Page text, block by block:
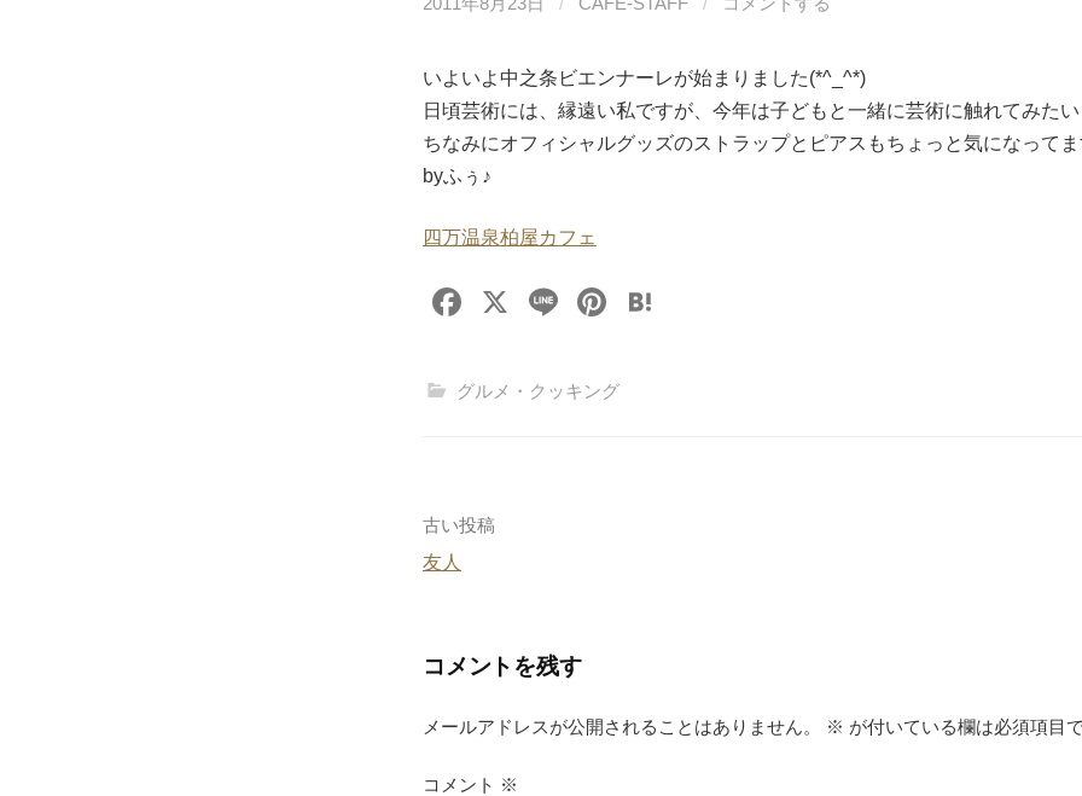
いよいよ中之条ビエンナーレが始まりました(*^_^*)
日頃芸術には、縁遠い私ですが、今年は子どもと一緒に芸術に触れてみた
ちなみにオフィシャルグッズのストラップとピアスもちょっと気になって
byふぅ♪
四万温泉柏屋カフェ
F
c
o
X
Li
e
Pi
er
グルメ・クッキング
投
稿
ビ
ゲ
ー
古い投稿
友人
コメントを残す
メールアドレスが公開されることはありません。 ※ が付いている欄は必須項目
コメント ※